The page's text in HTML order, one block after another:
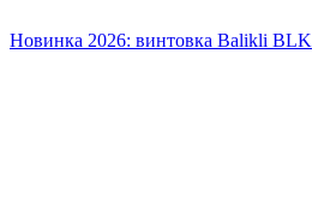
Новинка 2026: винтовка Balikli BLK